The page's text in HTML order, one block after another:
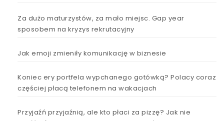
Za dużo maturzystów, za mało miejsc. Gap year
sposobem na kryzys rekrutacyjny
Jak emoji zmieniły komunikację w biznesie
Koniec ery portfela wypchanego gotówką? Polacy coraz
częściej płacą telefonem na wakacjach
Przyjaźń przyjaźnią, ale kto płaci za pizzę? Jak nie